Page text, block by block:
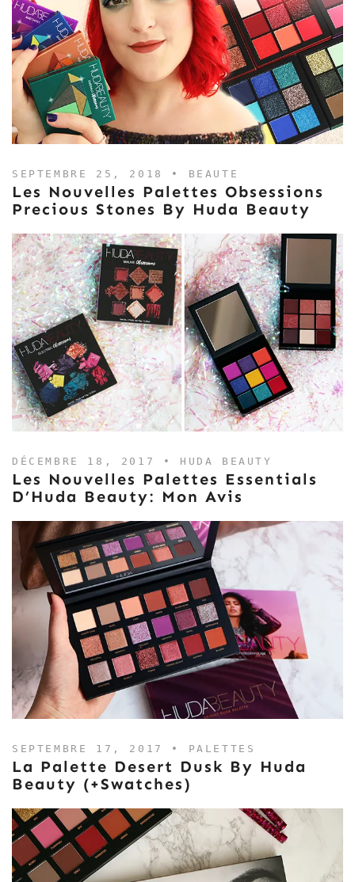
SEPTEMBRE 25, 2018 • BEAUTE
Les Nouvelles Palettes Obsessions
Precious Stones By Huda Beauty
DÉCEMBRE 18, 2017 • HUDA BEAUTY
Les Nouvelles Palettes Essentials
D’Huda Beauty: Mon Avis
SEPTEMBRE 17, 2017 • PALETTES
La Palette Desert Dusk By Huda
Beauty (+swatches)